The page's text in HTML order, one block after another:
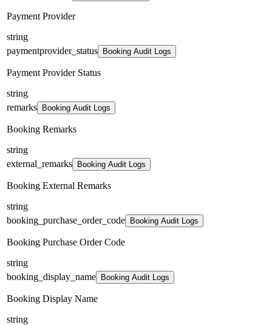
Payment Provider
string
paymentprovider_status
Booking Audit Logs
Payment Provider Status
string
remarks
Booking Audit Logs
Booking Remarks
string
external_remarks
Booking Audit Logs
Booking External Remarks
string
booking_purchase_order_code
Booking Audit Logs
Booking Purchase Order Code
string
booking_display_name
Booking Audit Logs
Booking Display Name
string